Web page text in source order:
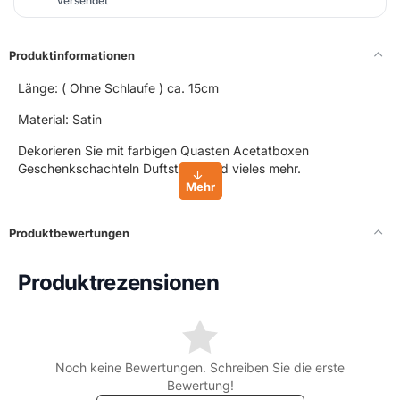
Produktinformationen
Länge: ( Ohne Schlaufe ) ca. 15cm
Material: Satin
Dekorieren Sie mit farbigen Quasten Acetatboxen
Geschenkschachteln Duftsteine und vieles mehr.
Produktbewertungen
Produktrezensionen
Noch keine Bewertungen. Schreiben Sie die erste
Bewertung!